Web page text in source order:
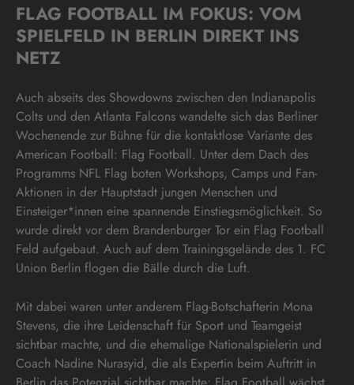
FLAG FOOTBALL IM FOKUS: VOM
SPIELFELD IN BERLIN DIREKT INS
NETZ
Auch abseits des Showdowns zwischen den Indianapolis
Colts und den Atlanta Falcons wandelte sich das Berliner
Wochenende zur Bühne für die kontaktlose Variante des
American Football: Flag Football. Unter dem Dach des
Programms NFL Flag boten Workshops, Camps und Fan-
Aktionen in der Hauptstadt jungen Menschen und
Einsteiger*innen eine spannende Einstiegsmöglichkeit. So
wurde direkt vor dem Brandenburger Tor ein Flag Football
Feld aufgebaut. Auch auf dem Trainingsgelände des 1. FC
Union Berlin flogen die Bälle durch die Luft.
Mit dabei waren unter anderem Flag-Botschafterin Mona
Stevens, die ihre Leidenschaft für Sport und Teamgeist
sichtbar machte, und die ehemalige Nationalspielerin und
Coach Nadine Nurasyid, die als Expertin beim Auftritt in